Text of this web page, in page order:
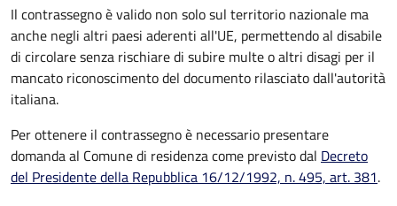
Il contrassegno è valido non solo sul territorio nazionale ma
anche negli altri paesi aderenti all'UE, permettendo al disabile
di circolare senza rischiare di subire multe o altri disagi per il
mancato riconoscimento del documento rilasciato dall'autorità
italiana.
Per ottenere il contrassegno è necessario presentare
domanda al Comune di residenza come previsto dal Decreto
del Presidente della Repubblica 16/12/1992, n. 495, art. 381.